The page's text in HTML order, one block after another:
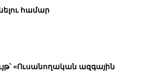
համար
«Ուսանողական ազգային